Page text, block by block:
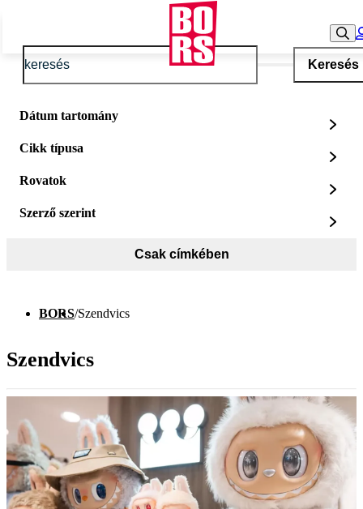
Keresés
Dátum tartomány
Cikk típusa
Rovatok
Szerző szerint
Csak címkében
BORS/Szendvics
Szendvics